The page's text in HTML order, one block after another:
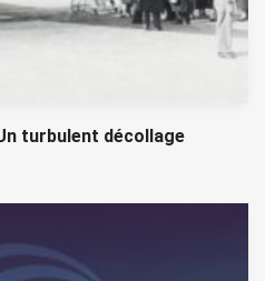
turbulent décollage